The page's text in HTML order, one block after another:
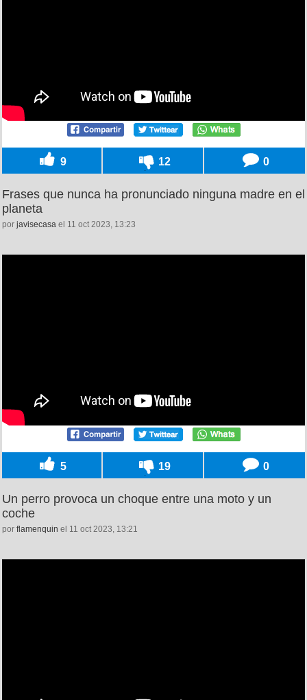
9 12 0
Frases que nunca ha pronunciado ninguna madre en el
planeta
por javisecasa el 11 oct 2023, 13:23
5 19 0
Un perro provoca un choque entre una moto y un
coche
por flamenquin el 11 oct 2023, 13:21